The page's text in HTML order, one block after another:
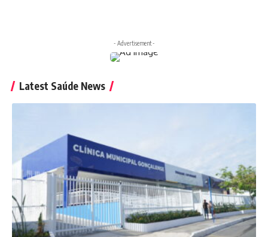
- Advertisement -
Latest Saúde News